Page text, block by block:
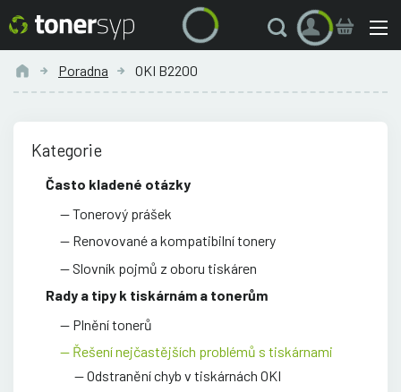
Poradna OKI B2200
Kategorie
Často kladené otázky
Tonerový prášek
Renovované a kompatibilní tonery
Slovník pojmů z oboru tiskáren
Rady a tipy k tiskárnám a tonerům
Plnění tonerů
Řešení nejčastějších problémů s tiskárnami
Odstranění chyb v tiskárnách OKI